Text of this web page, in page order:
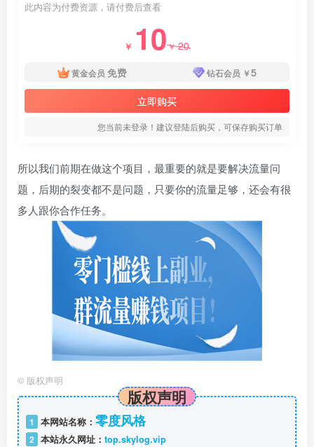
此内容为付费资源，请付费后查看
￥ 10￥20
黄金会员 免费 钻石会员 ￥5
立即购买
您当前未登录！建议登陆后购买，可保存购买订单
所以我们前期在做这个项目，最重要的就是要解决流量问
题，后期的裂变都不是问题，只要你的流量足够，还会有很
多人跟你合作任务。
© 版权声明
版权声明
1 本网站名称： 零度风格
2 本站永久网址： top.skylog.vip